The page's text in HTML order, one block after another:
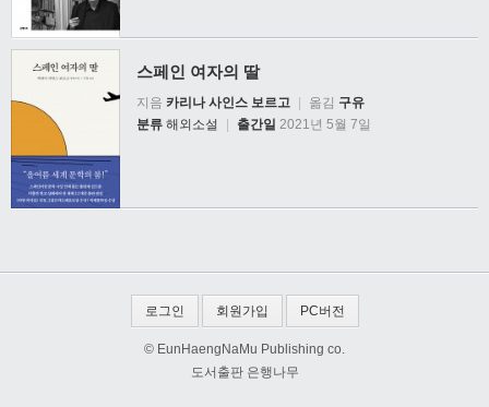
스페인 여자의 딸
지음 카리나 사인스 보르고 | 옮김 구유
분류 해외소설 출간일 2021년 5월 7일
로그인 회원가입 PC버전
© EunHaengNaMu Publishing co.
도서출판 은행나무